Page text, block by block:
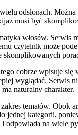
odsłonach.
musi być
włosów. Serwis
czytelnik może
skomplikowanych
dobrze wpisuje
wyglądać. Serwis
naturalny charakter.
tematów. Obok
jednej kategorii,
odpowiada na wiele